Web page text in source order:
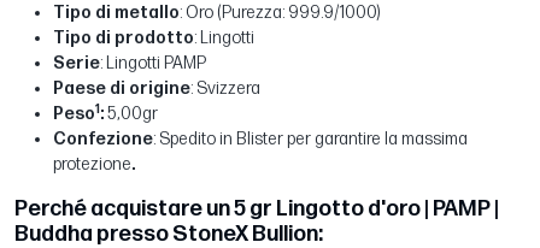
Tipo di metallo: Oro (Purezza: 999.9/1000)
Tipo di prodotto: Lingotti
Serie: Lingotti PAMP
Paese di origine: Svizzera
Peso1:5,00gr
Confezione: Spedito in Blister per garantire la massima
protezione.
Perché acquistare un 5 gr Lingotto d'oro | PAMP |
Buddha presso StoneX Bullion: